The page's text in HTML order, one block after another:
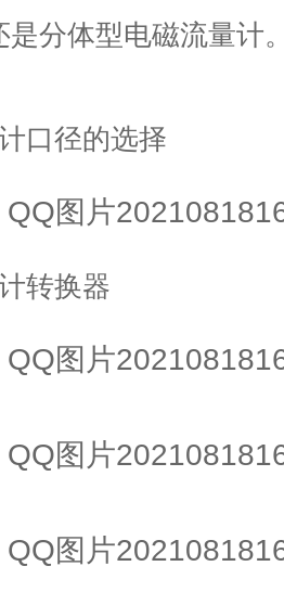
是分体型电磁流量计
口径的选择
转换器